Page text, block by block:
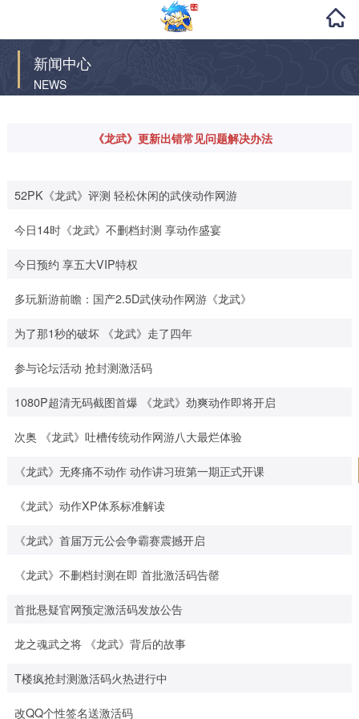
新闻中心
NEWS
《龙武》更新出错常见问题解决办法
52PK《龙武》评测 轻松休闲的武侠动作网游
今日14时《龙武》不删档封测 享动作盛宴
今日预约 享五大VIP特权
多玩新游前瞻：国产2.5D武侠动作网游《龙武》
为了那1秒的破坏 《龙武》走了四年
参与论坛活动 抢封测激活码
1080P超清无码截图首爆 《龙武》劲爽动作即将开启
次奥 《龙武》吐槽传统动作网游八大最烂体验
《龙武》无疼痛不动作 动作讲习班第一期正式开课
《龙武》动作XP体系标准解读
《龙武》首届万元公会争霸赛震撼开启
《龙武》不删档封测在即 首批激活码告罄
首批悬疑官网预定激活码发放公告
龙之魂武之将 《龙武》背后的故事
T楼疯抢封测激活码火热进行中
改QQ个性签名送激活码